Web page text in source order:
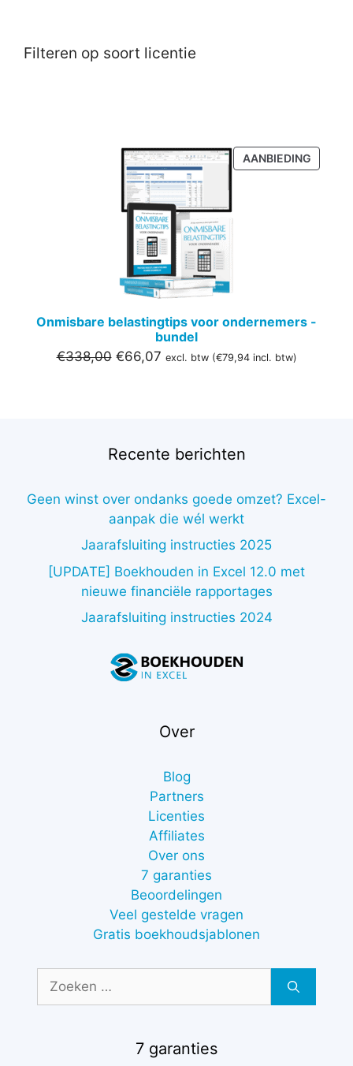
Filteren op soort licentie
AANBIEDING
IN
Onmisbare belastingtips voor ondernemers -
bundel
€338,00 Oorspronkelijke
€66,07Huidige
excl. btw (€79,94incl. btw)
Recente berichten
Geen winst over ondanks goede omzet? Excel-
aanpak die wél werkt
Jaarafsluiting instructies 2025
[UPDATE] Boekhouden in Excel 12.0 met
nieuwe financiële rapportages
Jaarafsluiting instructies 2024
Over
Blog
Partners
Licenties
Affiliates
Over ons
7 garanties
Beoordelingen
Veel gestelde vragen
Gratis boekhoudsjablonen
Zoek
7 garanties